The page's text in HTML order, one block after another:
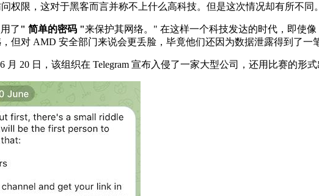
权限，这对于黑客而言并称不上什么高科技。但是这次情况却有所不同。
了" 简单的密码 "来保护其网络。" 在这样一个科技发达的时代，即使
但对 AMD 安全部门来说会更丢脸，毕竟他们还因为数据泄露得到了一
20 日，该组织在 Telegram 宣布入侵了一家大型公司，还用比赛的形